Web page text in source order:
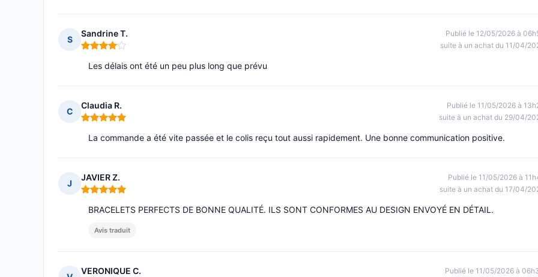
S
Sandrine T.
Note : 4 sur 5
Publié le 12/05/2026 à
suite à un achat du 11/04/
Les délais ont été un peu plus long que prévu
C
Claudia R.
Note : 5 sur 5
Publié le 11/05/2026 à
suite à un achat du 29/04/
La commande a été vite passée et le colis reçu tout aussi rapidement. Une bonne communication positive.
J
JAVIER Z.
Note : 5 sur 5
Publié le 11/05/2026 à
suite à un achat du 17/04/
BRACELETS PERFECTS DE BONNE QUALITÉ. ILS SONT CONFORMES AU DESIGN ENVOYÉ EN DÉTAIL.
Avis traduit
VERONIQUE C. Publié le 11/05/2026 à